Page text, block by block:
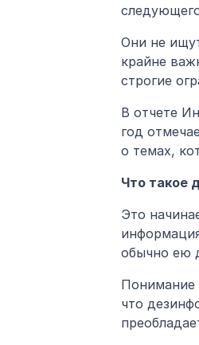
Они не
крайне
строгие
В отчете
год
о темах,
Что такое
Это
обычно ею
Понимание
что